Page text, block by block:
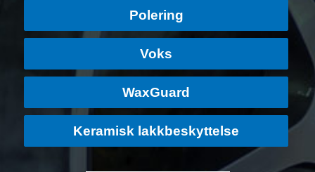
Polering
Voks
WaxGuard
Keramisk lakkbeskyttelse